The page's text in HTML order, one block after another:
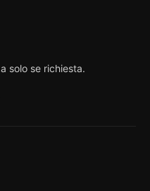
solo se richiesta.